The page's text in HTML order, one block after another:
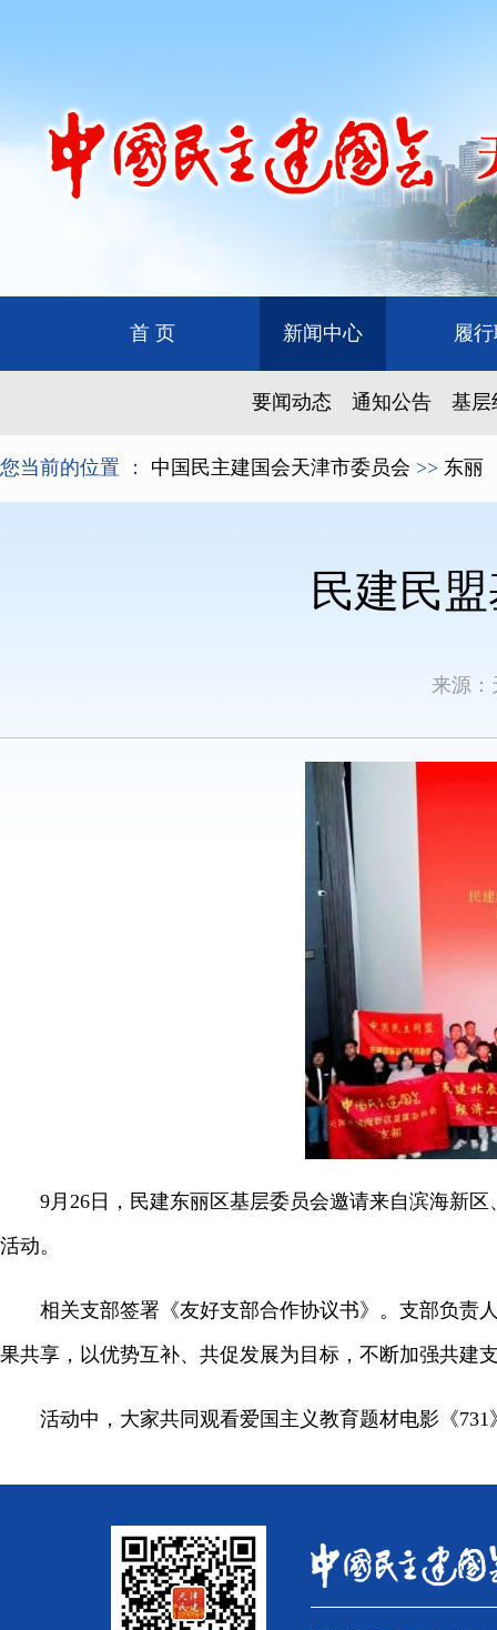
首 页 新闻中心 履
要闻动态 通知公告 基层
您当前的位置 ： 中国民主建国会天津市委员会 >> 东丽
民建民
来源
9月26日，民建东丽区基层委员会邀请来自滨海新区
活动。
相关支部签署《友好支部合作协议书》。支部负责人
果共享，以优势互补、共促发展为目标，不断加强共建
活动中，大家共同观看爱国主义教育题材电影《731